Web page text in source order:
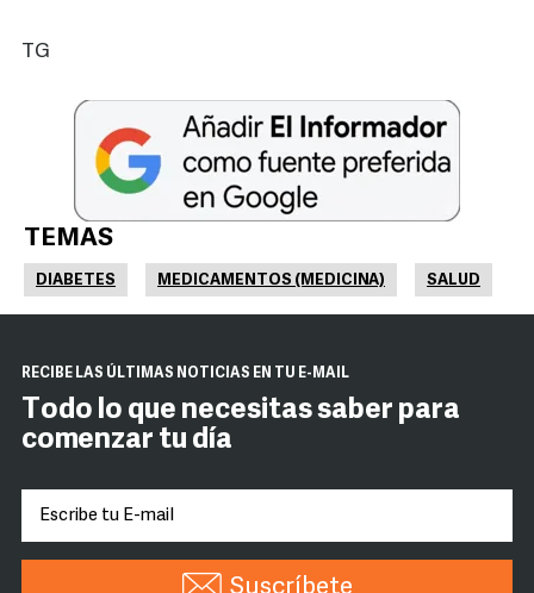
TG
TEMAS
DIABETES MEDICAMENTOS (MEDICINA) SALUD
RECIBE LAS ÚLTIMAS NOTICIAS EN TU E-MAIL
Todo lo que necesitas saber para
comenzar tu día